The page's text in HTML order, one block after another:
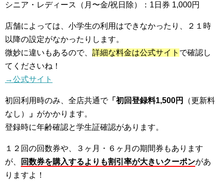
シニア・レディース（月〜金/祝日除）：1日券 1,000円
店舗によっては、小学生の利用はできなかったり、２１時
以降の設定がなかったりします。
微妙に違いもあるので、 詳細な料金は公式サイト で確認し
てくださいね！
→公式サイト
初回利用時のみ、全店共通で「初回登録料1,500円
（更新料
なし）
」 がかかります。
登録時に年齢確認と学生証確認があります。
１２回の回数券や、３ヶ月・６ヶ月の期間券もあります
が、
回数券を購入するよりも割引率が大きいクーポンがあ
りますよ！